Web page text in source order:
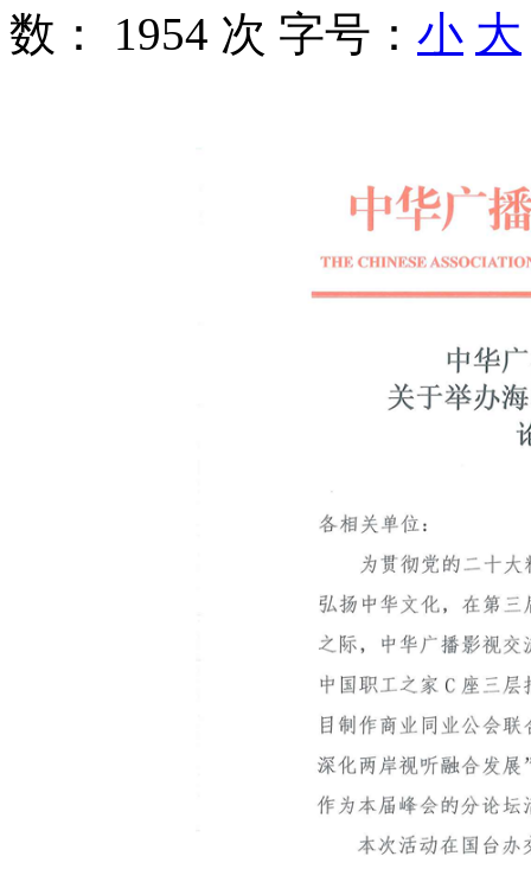
数： 1954 次 字号： 小 大